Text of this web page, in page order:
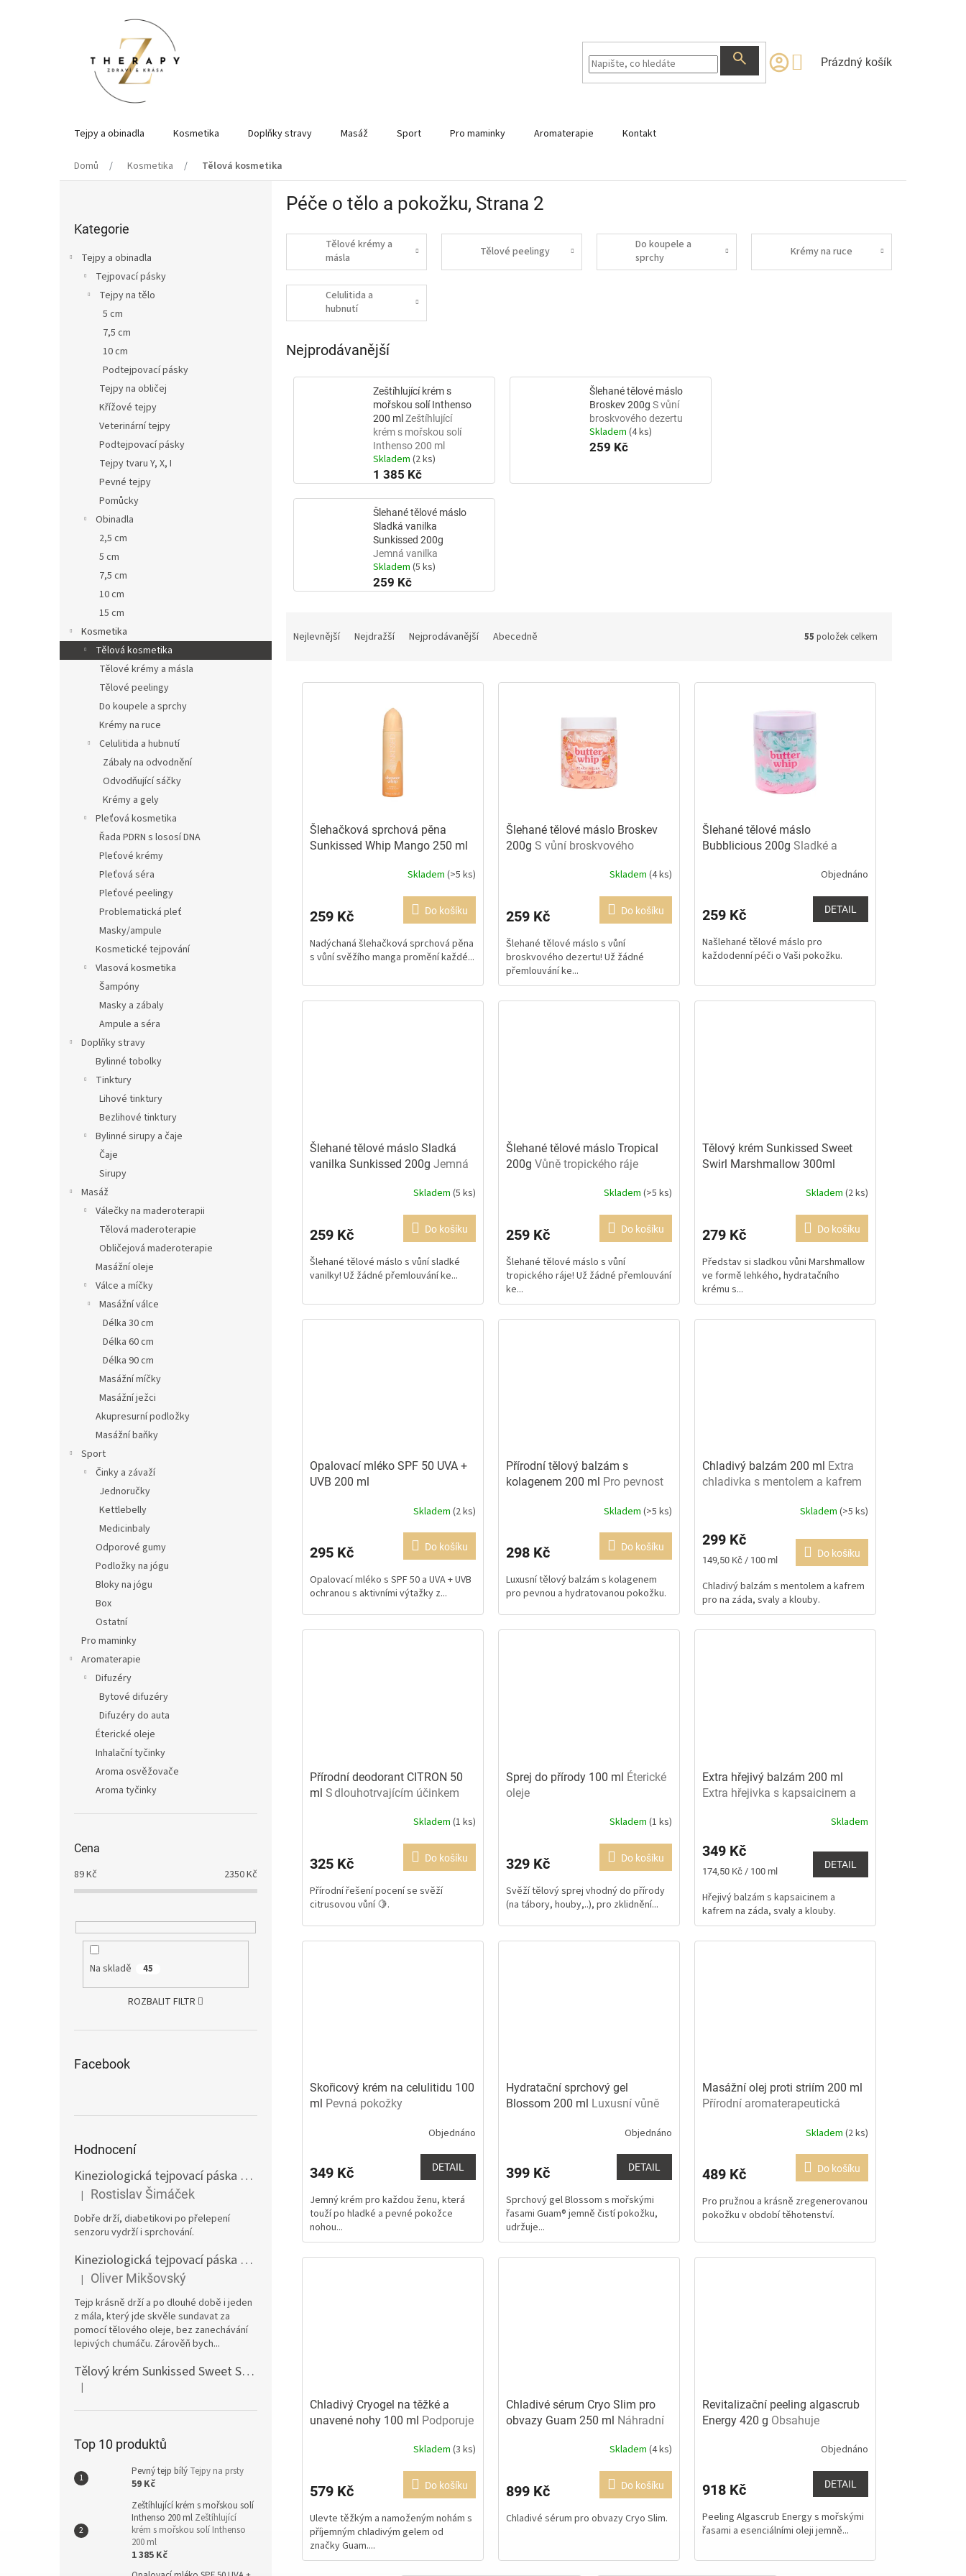
NÁKUPNÍ
Prázdný košík
Tejpy a obinadla Kosmetika Doplňky stravy Masáž Sport Pro maminky Aromaterapie Kontakt
Domů Kosmetika Tělová kosmetika
kategorie
Kategorie
Tejpy a obinadla
Tejpovací pásky
Tejpy na tělo
5 cm
7,5 cm
10 cm
Podtejpovací pásky
Tejpy na obličej
Křížové tejpy
Veterinární tejpy
Podtejpovací pásky
Tejpy tvaru Y, X, I
Pevné tejpy
Pomůcky
Obinadla
2,5 cm
5 cm
7,5 cm
10 cm
15 cm
Kosmetika
Tělová kosmetika
Tělové krémy a másla
Tělové peelingy
Do koupele a sprchy
Krémy na ruce
Celulitida a hubnutí
Zábaly na odvodnění
Odvodňující sáčky
Krémy a gely
Pleťová kosmetika
Řada PDRN s lososí DNA
Pleťové krémy
Pleťová séra
Pleťové peelingy
Problematická pleť
Masky/ampule
Kosmetické tejpování
Vlasová kosmetika
Šampóny
Masky a zábaly
Ampule a séra
Doplňky stravy
Bylinné tobolky
Tinktury
Lihové tinktury
Bezlihové tinktury
Bylinné sirupy a čaje
Čaje
Sirupy
Masáž
Válečky na maderoterapii
Tělová maderoterapie
Obličejová maderoterapie
Masážní oleje
Válce a míčky
Masážní válce
Délka 30 cm
Délka 60 cm
Délka 90 cm
Masážní míčky
Masážní ježci
Akupresurní podložky
Masážní baňky
Sport
Činky a závaží
Jednoručky
Kettlebelly
Medicinbaly
Odporové gumy
Podložky na jógu
Bloky na jógu
Box
Ostatní
Pro maminky
Aromaterapie
Difuzéry
Bytové difuzéry
Difuzéry do auta
Éterické oleje
Inhalační tyčinky
Aroma osvěžovače
Aroma tyčinky
Cena
89Kč 2350Kč
Na skladě 45
ROZBALIT FILTR
Facebook
Hodnocení
Kineziologická tejpovací páska 10 cm tělová Extra široký tejp pro lymfotejpování a rehabilitaci
Hodnocení produktu je 5 z 5 hvězdiček.
| Rostislav Šimáček
Dobře drží, diabetikovi po přelepení
senzoru vydrží i sprchování.
Kineziologická tejpovací páska 10 cm tělová Extra široký tejp pro lymfotejpování a rehabilitaci
Hodnocení produktu je 5 z 5 hvězdiček.
| Oliver Mikšovský
Tejp krásně drží a po dlouhé době i jeden
z mála, který jde skvěle sundavat za
pomocí tělového oleje, bez zanechávání
lepivých chumáču. Zárověň bych...
Tělový krém Sunkissed Sweet Swirl Marshmallow 300ml
Hodnocení produktu je 5 z 5 hvězdiček.
|
Top 10 produktů
Pevný tejp bílý Tejpy na prsty
59 Kč
Zeštíhlující krém s mořskou solí
Inthenso 200 ml Zeštíhlující
krém s mořskou solí Inthenso
200 ml
1 385 Kč
Péče o tělo a pokožku, Strana 2
Tělové krémy a
másla
Tělové peelingy
Do koupele a
sprchy
Krémy na ruce
Celulitida a
hubnutí
Nejprodávanější
Zeštíhlující krém s
mořskou solí Inthenso
200 ml Zeštíhlující
krém s mořskou solí
Inthenso 200 ml
Skladem (2 ks)
1 385 Kč
Šlehané tělové máslo
Broskev 200g S vůní
broskvového dezertu
Skladem (4 ks)
259 Kč
Šlehané tělové máslo
Sladká vanilka
Sunkissed 200g
Jemná vanilka
Skladem (5 ks)
259 Kč
Nejlevnější Nejdražší Nejprodávanější Abecedně 55 položek celkem
Šlehačková sprchová pěna
Sunkissed Whip Mango 250 ml
je
z
5
Skladem(>5 ks)
259 Kč Do košíku
Nadýchaná šlehačková sprchová pěna
s vůní svěžího manga promění každé...
Šlehané tělové máslo Broskev
200gS vůní broskvového
je
z
5
hvězdiček.
Skladem (4 ks)
259 Kč Do košíku
Šlehané tělové máslo s vůní
broskvového dezertu! Už žádné
přemlouvání ke...
Šlehané tělové máslo
Bubblicious 200g Sladké a
je
z
5
Objednáno
259 Kč DETAIL
Našlehané tělové máslo pro
každodenní péči o Vaši pokožku.
Šlehané tělové máslo Sladká
vanilka Sunkissed 200gJemná
je
z
5
Skladem(5 ks)
259 Kč Do košíku
Šlehané tělové máslo s vůní sladké
vanilky! Už žádné přemlouvání ke...
Šlehané tělové máslo Tropical
200gVůně tropického ráje
Skladem (>5 ks)
259 Kč Do košíku
Šlehané tělové máslo s vůní
tropického ráje! Už žádné přemlouvání
ke...
Tělový krém Sunkissed Sweet
Swirl Marshmallow 300ml
je
z
5
hvězdiček.
Skladem (2 ks)
279 Kč Do košíku
Představ si sladkou vůni Marshmallow
ve formě lehkého, hydratačního
krému s...
Opalovací mléko SPF 50 UVA +
UVB 200 ml
je
z
5
Skladem(2 ks)
295 Kč Do košíku
Opalovací mléko s SPF 50 a UVA + UVB
ochranou s aktivními výtažky z...
Přírodní tělový balzám s
kolagenem 200 ml Pro pevnost
je
z
5
Skladem (>5 ks)
298 Kč Do košíku
Luxusní tělový balzám s kolagenem
pro pevnou a hydratovanou pokožku.
Chladivý balzám 200 ml Extra
chladivka s mentolem a kafrem
produktu
je
5,0
z
5
hvězdiček.
Skladem (>5 ks)
299 Kč
Měrná
149,50 Kč / 100 ml
Do košíku
Chladivý balzám s mentolem a kafrem
pro na záda, svaly a klouby.
Přírodní deodorant CITRON 50
mlS dlouhotrvajícím účinkem
je
z
5
Skladem(1 ks)
325 Kč Do košíku
Přírodní řešení pocení se svěží
citrusovou vůní 🍋.
Sprej do přírody 100 ml Éterické
oleje
je
z
5
Skladem (1 ks)
329 Kč Do košíku
Svěží tělový sprej vhodný do přírody
(na tábory, houby,..), pro zklidnění...
Extra hřejivý balzám 200 ml
Extra hřejivka s kapsaicinem a
produktu
je
5,0
z
5
Skladem
349 Kč
Měrná
174,50 Kč / 100 ml
DETAIL
Hřejivý balzám s kapsaicinem a
kafrem na záda, svaly a klouby.
Skořicový krém na celulitidu 100
ml
Pevná pokožky
je
z
5
hvězdiček.
Objednáno
349 Kč DETAIL
Jemný krém pro každou ženu, která
touží po hladké a pevné pokožce
nohou...
Hydratační sprchový gel
Blossom 200 ml
Luxusní vůně
je
z
5
hvězdiček.
Objednáno
399 Kč DETAIL
Sprchový gel Blossom s mořskými
řasami Guam® jemně čistí pokožku,
udržuje...
Masážní olej proti striím 200 ml
Přírodní aromaterapeutická
Skladem (2 ks)
489 Kč Do košíku
Pro pružnou a krásně zregenerovanou
pokožku v období těhotenství.
Chladivý Cryogel na těžké a
unavené nohy 100 ml Podporuje
je
z
5
hvězdiček.
Skladem(3 ks)
579 Kč Do košíku
Ulevte těžkým a namoženým nohám s
příjemným chladivým gelem od
značky Guam....
Chladivé sérum Cryo Slim pro
obvazy Guam 250 ml Náhradní
je
z
Skladem (4 ks)
899 Kč Do košíku
Chladivé sérum pro obvazy Cryo Slim.
Revitalizační peeling algascrub
Energy 420 g Obsahuje
je
z
5
Objednáno
918 Kč DETAIL
Peeling Algascrub Energy s mořskými
řasami a esenciálními oleji jemně...